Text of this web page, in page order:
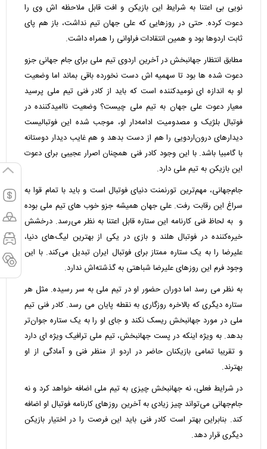
نویی بی اعتنا به شرایط این بازیکن و افت قابل ملاحظه اش وی را
دعوت کرده. حتی در روزهایی که علی جهان تیم نداشت، باز هم پای
ثابت اردوها بود و همین انتقادات فراوانی را همراه داشت.
مطابق انتظار جهانبخش در آخرین اردوی تیم ملی برای جام جهانی جزو
دعوت شده ها بود تا سهمیه اش دست نخورده باقی بماند اما وضعیت
او به اندازه ای نومیدکننده است که باید از کادر فنی تیم ملی پرسید
معیار دعوت علی جهان به تیم ملی چیست؟ وضعیت ناامیدکننده در
فوتبال بلژیک و مصدومیت ادامه‌دار او، موجب شده این فوتبالیست
دیدارهای درون‌اردویی را هم از دست بدهد و هم غایب دیدار دوستانه
با گامبیا باشد. با این وجود کادر فنی همچنان اصرار عجیبی برای دعوت
این بازیکن به تیم ملی دارد.
جام‌جهانی، مهم‌ترین تورنمنت دنیای فوتبال است و باید با تمام قوا به
سراغ این رقابت رفت. علی جهان همیشه جزو خوب های تیم ملی بوده
و به لحاظ فنی کارنامه این ستاره قابل اعتنا به نظر می‌رسد. درخشش
خیره‌کننده در فوتبال هلند و بازی در یکی از بهترین لیگ‌های دنیا،
علیرضا را به یک ستاره ممتاز برای فوتبال ایران تبدیل می‌کند. با این
وجود فرم این روزهای علیرضا شباهتی به گذشته‌اش ندارد.
به نظر می رسد اما دوران حضور او در تیم ملی به سر رسیده. مثل هر
ستاره دیگری که بالاخره روزگاری به نقطه پایان می رسد. کادر فنی تیم
ملی در مورد جهانبخش ریسک نکند و جای او را به یک ستاره جوان‌تر
بدهد. به ویژه اینکه در پست جهانبخش، تیم ملی ترافیک ویژه ای دارد
و تقریبا تمامی بازیکنان حاضر در اردو از منظر فنی و آمادگی از او
بهترند.
در شرایط فعلی، نه جهانبخش چیزی به تیم ملی اضافه خواهد کرد و نه
جام‌جهانی می‌تواند چیز زیادی به آخرین روزهای کارنامه فوتبال او اضافه
کند. بنابراین بهتر است کادر فنی باید این فرصت را در اختیار بازیکن
دیگری قرار دهد.